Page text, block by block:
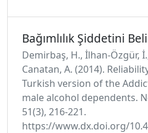
Bağımlılık Şiddetini
Demirbaş, H., İlhan-Özgür,
Canatan, A. (2014).
Turkish version of the
male alcohol dependents.
51(3), 216-221.
https://www.dx.doi.org/